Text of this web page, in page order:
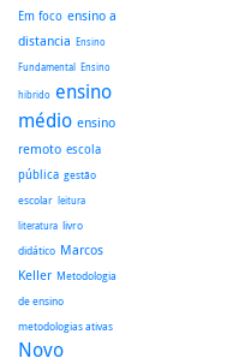
Em foco ensino a
distancia Ensino
Fundamental Ensino
hibrido ensino
médio ensino
remoto escola
pública gestão
escolar leitura
literatura livro
didático Marcos
Keller Metodologia
de ensino
metodologias ativas
Novo